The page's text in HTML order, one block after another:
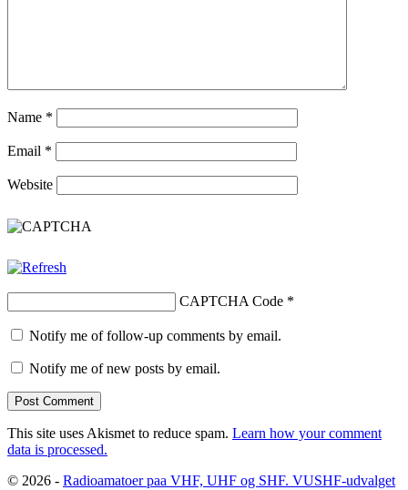
Name *
Email *
Website
CAPTCHA Code *
Notify me of follow-up comments by email.
Notify me of new posts by email.
This site uses Akismet to reduce spam. Learn how your comment
data is processed.
© 2026 - Radioamatoer paa VHF, UHF og SHF. VUSHF-udvalget